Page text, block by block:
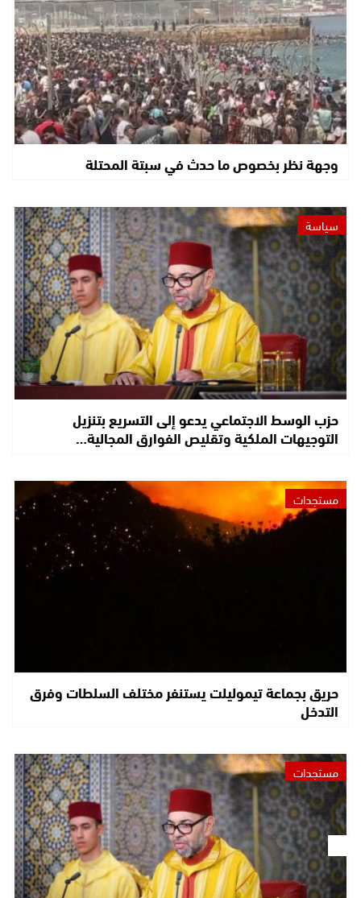
وجهة نظر بخصوص ما حدث في سبتة المحتلة
سياسة
حزب الوسط الاجتماعي يدعو إلى التسريع بتنزيل
التوجيهات الملكية وتقليص الفوارق المجالية…
مستجدات
حريق بجماعة تيموليلت يستنفر مختلف السلطات وفرق
التدخل
مستجدات